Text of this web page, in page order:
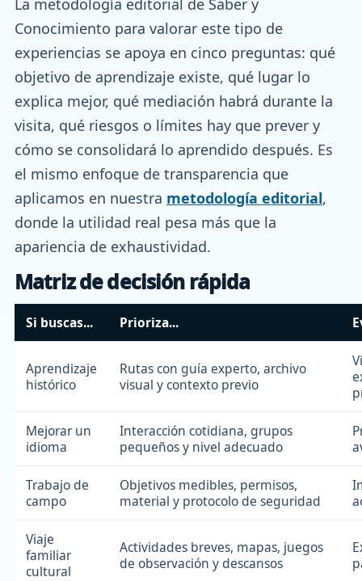
La metodología editorial de Saber y
Conocimiento para valorar este tipo de
experiencias se apoya en cinco preguntas: qué
objetivo de aprendizaje existe, qué lugar lo
explica mejor, qué mediación habrá durante la
visita, qué riesgos o límites hay que prever y
cómo se consolidará lo aprendido después. Es
el mismo enfoque de transparencia que
aplicamos en nuestra metodología editorial,
donde la utilidad real pesa más que la
apariencia de exhaustividad.
Matriz de decisión rápida
Si buscas... Prioriza...
Aprendizaje
histórico
Rutas con guía experto, archivo
visual y contexto previo
Mejorar un
idioma
Interacción cotidiana, grupos
pequeños y nivel adecuado
Trabajo de
campo
Objetivos medibles, permisos,
material y protocolo de seguridad
Viaje
familiar
cultural
Actividades breves, mapas, juegos
de observación y descansos